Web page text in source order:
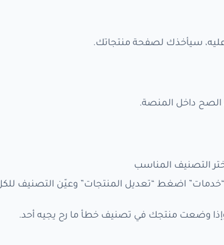
سيأخذك لصفحة منتجاتك.
داخل المنصة.
التصنيف المناسب
اضغط “تعديل المنتجات” وعيّن التصنيف
وضعت منتجك في تصنيف خطأ ما رح يجيه أحد.